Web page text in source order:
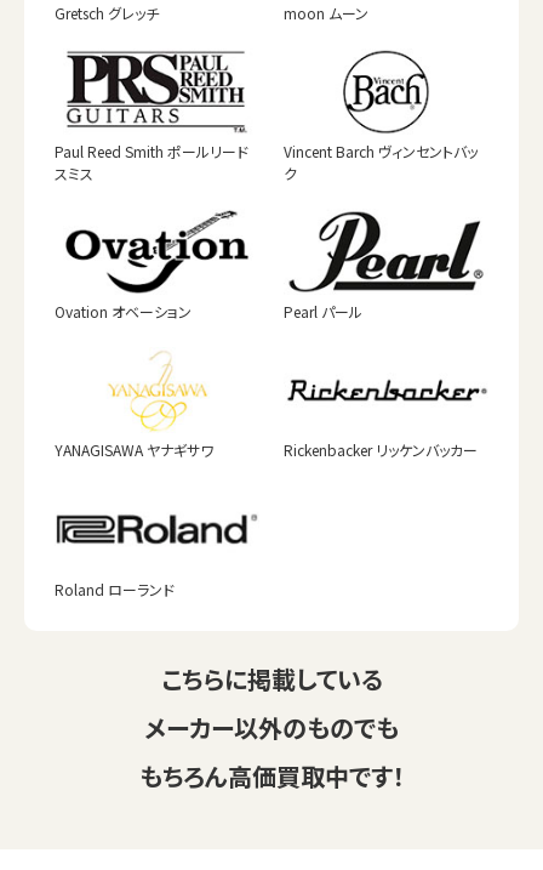
Gretsch グレッチ moon ムーン
Paul Reed Smith ポールリード
スミス
Vincent Barch ヴィンセントバッ
ク
Ovation オベーション Pearl パール
YANAGISAWA ヤナギサワ Rickenbacker リッケンバッカー
Roland ローランド
こちらに掲載している
メーカー以外のものでも
もちろん高価買取中です！